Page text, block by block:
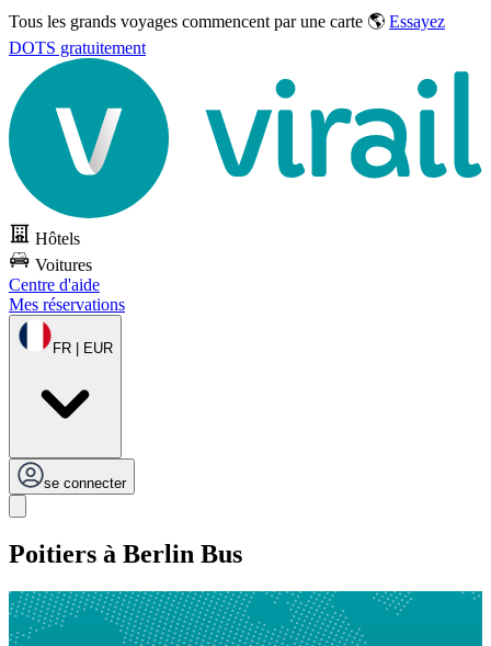
Tous les grands voyages commencent par une carte 🌎 Essayez
DOTS gratuitement
Hôtels
Voitures
Centre d'aide
Mes réservations
FR | EUR
se connecter
Poitiers à Berlin Bus